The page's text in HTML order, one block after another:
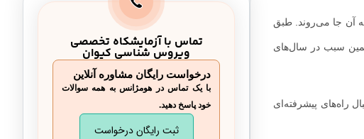
راه های درمانی کلینیک درد چیست؟
هزینه کلینیک درد چگونه است؟
اعضای تشکیل دهنده کلینیک درد چه
کسانی هستند؟
کلینیک درد؛ درمان‌های هدفمند و مؤثر
آن جا می‌روند. طبق
به همین سبب در سال‌های
راه‌های پیشرفته‌ای
تماس با آزمایشکاه تخصصی
ویروس شناسی کیوان
درخواست رایگان مشاوره آنلاین
با یک تماس در هومژانس به همه سوالات
خود پاسخ دهید.
ثبت رایگان درخواست